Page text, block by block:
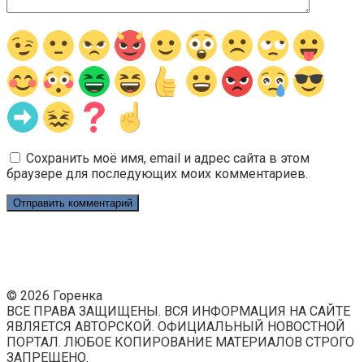
Сохранить моё имя, email и адрес сайта в этом
браузере для последующих моих комментариев.
© 2026 Горенка
ВСЕ ПРАВА ЗАЩИЩЕНЫ. ВСЯ ИНФОРМАЦИЯ НА САЙТЕ
ЯВЛЯЕТСЯ АВТОРСКОЙ. ОФИЦИАЛЬНЫЙ НОВОСТНОЙ
ПОРТАЛ. ЛЮБОЕ КОПИРОВАНИЕ МАТЕРИАЛОВ СТРОГО
ЗАПРЕЩЕНО.